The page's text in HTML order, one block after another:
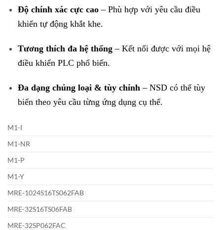
Độ chính xác cực cao– Phù hợp với yêu cầu điều
khiển tự động khắt khe.
Tương thích đa hệ thống– Kết nối được với mọi hệ
điều khiển PLC phổ biến.
Đa dạng chủng loại & tùy chỉnh– NSD có thể tùy
biến theo yêu cầu từng ứng dụng cụ thể.
M1-I
M1-NR
M1-P
M1-Y
MRE-1024S16TS062FAB
MRE-32S16TS06FAB
MRE-32SP062FAC